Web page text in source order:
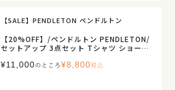
【SALE】PENDLETON ペンドルトン
【20%OFF】/ペンドルトン PENDLETON/
セットアップ 3点セット Tシャツ ショー
11/メンズ【正規取扱】
¥11,000 のところ¥8,800税込